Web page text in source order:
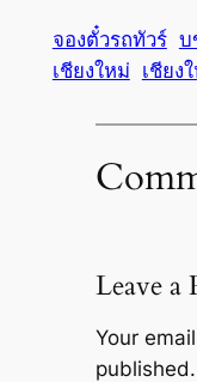
จองตั๋วรถทัวร์ บ
เชียงใหม่ เชียง
Leave a
Your
published.